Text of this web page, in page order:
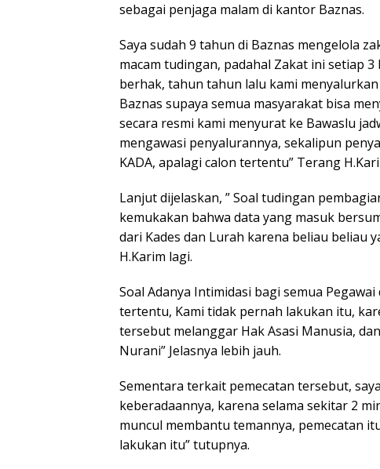
sebagai penjaga malam di kantor Baznas.
Saya sudah 9 tahun di Baznas mengelola
macam tudingan, padahal Zakat ini setiap
berhak, tahun tahun lalu kami
Baznas supaya semua masyarakat bisa
secara resmi kami menyurat ke Bawaslu
mengawasi penyalurannya, sekalipun
KADA, apalagi calon tertentu” Terang
Lanjut dijelaskan, ” Soal tudingan
kemukakan bahwa data yang masuk
dari Kades dan Lurah karena beliau beliau
H.Karim lagi.
Soal Adanya Intimidasi bagi semua
tertentu, Kami tidak pernah lakukan itu,
tersebut melanggar Hak Asasi Manusia,
Nurani” Jelasnya lebih jauh.
Sementara terkait pemecatan tersebut,
keberadaannya, karena selama sekitar 2
muncul membantu temannya, pemecatan
lakukan itu” tutupnya.